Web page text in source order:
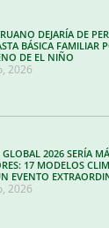
DEJARÍA DE
BÁSICA FAMILIAR
DE EL NIÑO
2026
2026 SERÍA
17 MODELOS
EVENTO
2026